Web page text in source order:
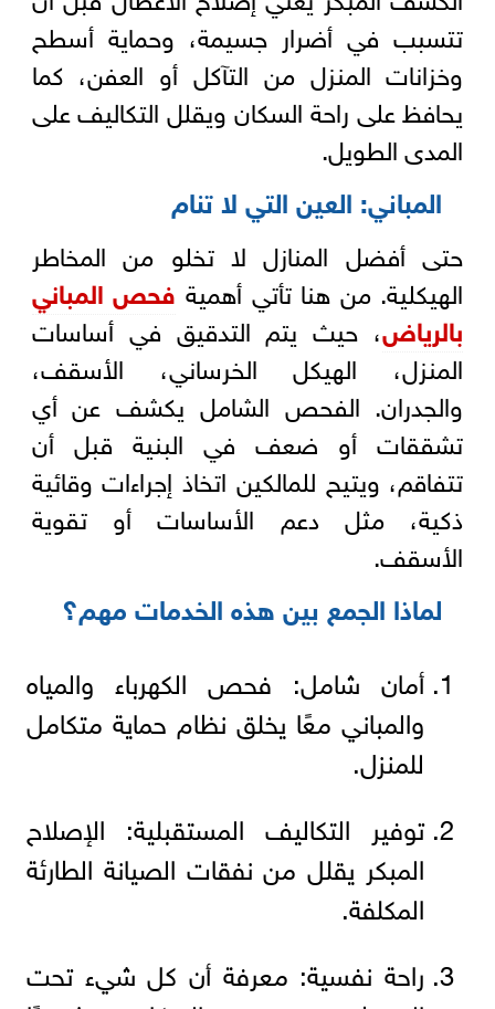
تتسبب في أضرار جسيمة، وحماية أسطح
وخزانات المنزل من التآكل أو العفن، كما
يحافظ على راحة السكان ويقلل التكاليف على
المدى الطويل.
المباني: العين التي لا تنام
حتى أفضل المنازل لا تخلو من المخاطر
الهيكلية. من هنا تأتي أهمية فحص المباني
بالرياض، حيث يتم التدقيق في أساسات
المنزل، الهيكل الخرساني، الأسقف،
والجدران. الفحص الشامل يكشف عن أي
تشققات أو ضعف في البنية قبل أن
تتفاقم، ويتيح للمالكين اتخاذ إجراءات وقائية
ذكية، مثل دعم الأساسات أو تقوية
الأسقف.
لماذا الجمع بين هذه الخدمات مهم؟
أمان شامل: فحص الكهرباء والمياه
والمباني معًا يخلق نظام حماية متكامل
للمنزل.
توفير التكاليف المستقبلية: الإصلاح
المبكر يقلل من نفقات الصيانة الطارئة
المكلفة.
راحة نفسية: معرفة أن كل شيء تحت